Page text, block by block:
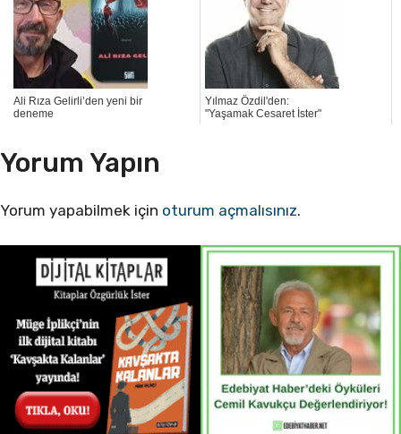
Ali Rıza Gelirli’den yeni bir
deneme
Yılmaz Özdil'den:
"Yaşamak Cesaret İster"
Yorum Yapın
Yorum yapabilmek için oturum açmalısınız.